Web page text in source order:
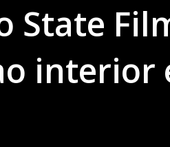
State
interior